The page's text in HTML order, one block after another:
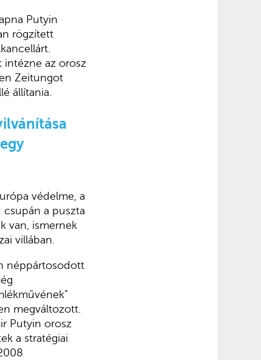
Putyin
rögzített
intézne az orosz
Zeitungot
állítania.
védelme, a
a puszta
van, ismernek
villában.
néppártosodott
megváltozott.
Putyin orosz
a stratégiai